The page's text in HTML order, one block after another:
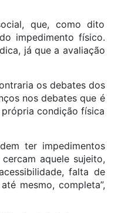
que, como dito
impedimento físico.
já que a avaliação
os debates dos
nos debates que é
condição física
ter impedimentos
aquele sujeito,
falta de
mesmo, completa”,